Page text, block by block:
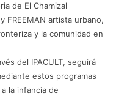
de El Chamizal
FREEMAN artista urbano,
y la comunidad en
del IPACULT, seguirá
estos programas
la infancia de